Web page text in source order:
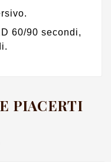
60/90 secondi,
PIACERTI